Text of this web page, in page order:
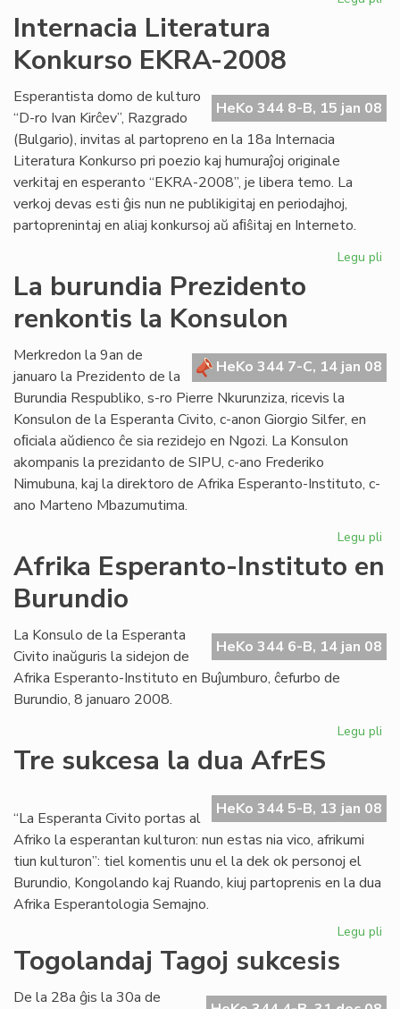
Internacia Literatura
Konkurso EKRA-2008
HeKo 344 8-B, 15 jan 08
Esperantista domo de kulturo
“D-ro Ivan Kirĉev”, Razgrado
(Bulgario), invitas al partopreno en la 18a Internacia
Literatura Konkurso pri poezio kaj humuraĵoj originale
verkitaj en esperanto “EKRA-2008”, je libera temo. La
verkoj devas esti ĝis nun ne publikigitaj en periodajhoj,
partoprenintaj en aliaj konkursoj aŭ aﬁŝitaj en Interneto.
Legu pli
La burundia Prezidento
renkontis la Konsulon
HeKo 344 7-C, 14 jan 08
Merkredon la 9an de
januaro la Prezidento de la
Burundia Respubliko, s-ro Pierre Nkurunziza, ricevis la
Konsulon de la Esperanta Civito, c-anon Giorgio Silfer, en
oﬁciala aŭdienco ĉe sia rezidejo en Ngozi. La Konsulon
akompanis la prezidanto de SIPU, c-ano Frederiko
Nimubuna, kaj la direktoro de Afrika Esperanto-Instituto, c-
ano Marteno Mbazumutima.
Legu pli
la
Afrika Esperanto-Instituto en
Burundio
HeKo 344 6-B, 14 jan 08
La Konsulo de la Esperanta
Civito inaŭguris la sidejon de
Afrika Esperanto-Instituto en Buĵumburo, ĉefurbo de
Burundio, 8 januaro 2008.
Legu pli
Tre sukcesa la dua AfrES
HeKo 344 5-B, 13 jan 08
“La Esperanta Civito portas al
Afriko la esperantan kulturon: nun estas nia vico, afrikumi
tiun kulturon”: tiel komentis unu el la dek ok personoj el
Burundio, Kongolando kaj Ruando, kiuj partoprenis en la dua
Afrika Esperantologia Semajno.
Legu pli
Togolandaj Tagoj sukcesis
De la 28a ĝis la 30a de